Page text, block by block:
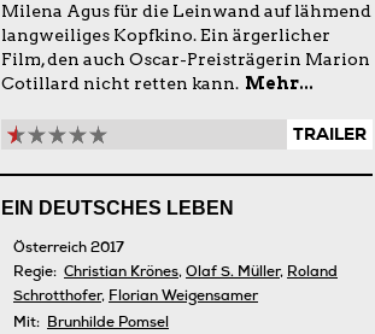
Milena Agus für die Leinwand auf lähmend
langweiliges Kopfkino. Ein ärgerlicher
Film, den auch Oscar-Preisträgerin Marion
Cotillard nicht retten kann. Mehr...
TRAILER
EIN DEUTSCHES LEBEN
Österreich 2017
Regie: Christian Krönes, Olaf S. Müller, Roland
Schrotthofer, Florian Weigensamer
Mit: Brunhilde Pomsel